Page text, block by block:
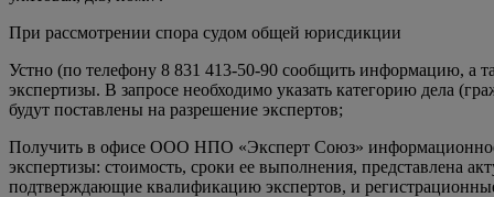
При рассмотрении спора судом общей юрисдикции
Устно (по телефону 8 831 413-50-90 сообщить информацию, а
экспертизы. В запросе необходимо указать категорию дела
будут поставлены на разрешение экспертов;
Получить в офисе ООО НПО «Эксперт Союз» информационное
экспертизы: стоимость, сроки ее выполнения, представлена
подтверждающие квалификацию экспертов, и